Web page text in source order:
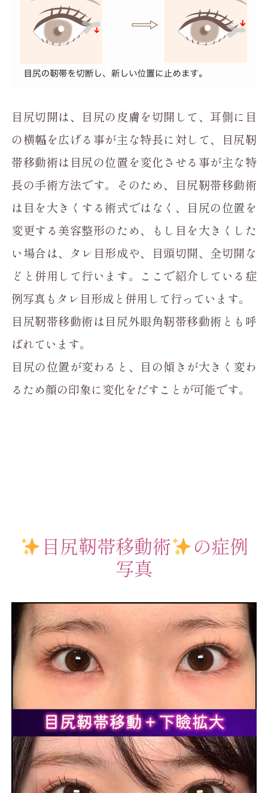
目尻切開は、目尻の皮膚を切開して、耳側に目
の横幅を広げる事が主な特長に対して、目尻靭
帯移動術は目尻の位置を変化させる事が主な特
長の手術方法です。そのため、目尻靭帯移動術
は目を大きくする術式ではなく、目尻の位置を
変更する美容整形のため、もし目を大きくした
い場合は、タレ目形成や、目頭切開、全切開な
どと併用して行います。ここで紹介している症
例写真もタレ目形成と併用して行っています。
目尻靭帯移動術は目尻外眼角靭帯移動術とも呼
ばれています。
目尻の位置が変わると、目の傾きが大きく変わ
るため顔の印象に変化をだすことが可能です。
目尻靭帯移動術
の症例
写真